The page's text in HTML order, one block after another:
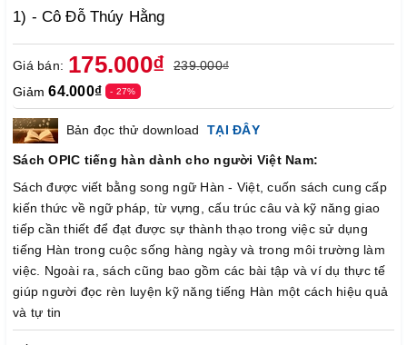
1) - Cô Đỗ Thúy Hằng
Giá bán: 175.000₫
239.000₫
Giảm64.000₫ - 27%
Bản đọc thử download TẠI ĐÂY
Sách OPIC tiếng hàn dành cho người Việt Nam:
Sách được viết bằng song ngữ Hàn - Việt, cuốn sách cung cấp
kiến thức về ngữ pháp, từ vựng, cấu trúc câu và kỹ năng giao
tiếp cần thiết để đạt được sự thành thạo trong việc sử dụng
tiếng Hàn trong cuộc sống hàng ngày và trong môi trường làm
việc. Ngoài ra, sách cũng bao gồm các bài tập và ví dụ thực tế
giúp người đọc rèn luyện kỹ năng tiếng Hàn một cách hiệu quả
và tự tin